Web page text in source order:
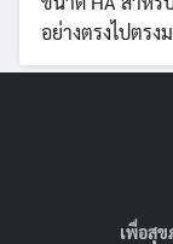
อย่างตรงไปตร
เพื่อสุ